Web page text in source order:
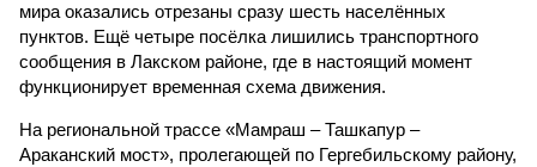
мира оказались отрезаны сразу шесть населённых
пунктов. Ещё четыре посёлка лишились транспортного
сообщения в Лакском районе, где в настоящий момент
функционирует временная схема движения.
На региональной трассе «Мамраш – Ташкапур –
Араканский мост», пролегающей по Гергебильскому району,